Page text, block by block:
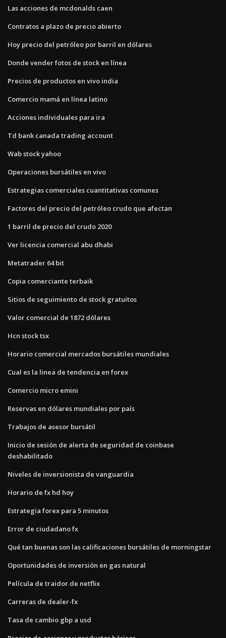
Las acciones de mcdonalds caen
Contratos a plazo de precio abierto
Hoy precio del petróleo por barril en dólares
Donde vender fotos de stock en línea
Precios de productos en vivo india
Comercio mamá en línea latino
Acciones individuales para ira
Td bank canada trading account
Wab stock yahoo
Operaciones bursátiles en vivo
Estrategias comerciales cuantitativas comunes
Factores del precio del petróleo crudo que afectan
1 barril de precio del crudo 2020
Ver licencia comercial abu dhabi
Metatrader 64 bit
Copia comerciante terbaik
Sitios de seguimiento de stock gratuitos
Valor comercial de 1872 dólares
Hcn stock tsx
Horario comercial mercados bursátiles mundiales
Cual es la linea de tendencia en forex
Comercio micro emini
Reservas en dólares mundiales por país
Trabajos de asesor bursátil
Inicio de sesión de alerta de seguridad de coinbase
deshabilitado
Niveles de inversionista de vanguardia
Horario de fx hd hoy
Estrategia forex para 5 minutos
Error de ciudadano fx
Qué tan buenas son las calificaciones bursátiles de morningstar
Oportunidades de inversión en gas natural
Película de traidor de netflix
Carreras de dealer-fx
Tasa de cambio gbp a usd